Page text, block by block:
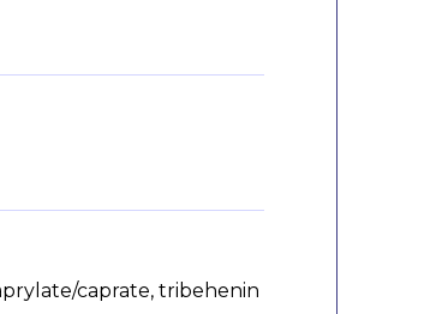
caprate, tribehenin